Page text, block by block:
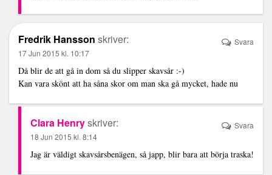
Fredrik Hansson skriver:
17 Jun 2015 kl. 10:17
Då blir de att gå in dom så du slipper skavsår :-)
Kan vara skönt att ha såna skor om man ska gå mycket, hade nu
Svara
Clara Henryskriver:
18 Jun 2015 kl. 8:14
Jag är väldigt skavsårsbenägen, så japp, blir bara att börja traska!
Svara